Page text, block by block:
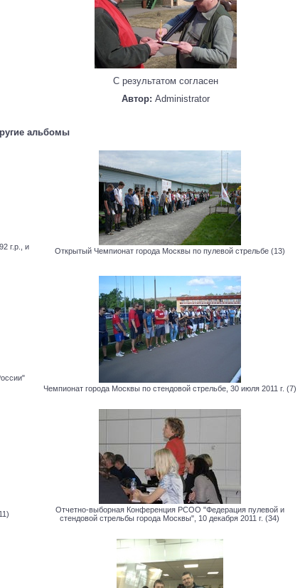
С результатом согласен
Автор: Administrator
альбомы
г.р., и
Открытый Чемпионат города Москвы по пулевой стрельбе (13)
Чемпионат города Москвы по стендовой стрельбе, 30 июля 2011 г. (7)
Отчетно-выборная Конференция РСОО "Федерация пулевой и
стендовой стрельбы города Москвы", 10 декабря 2011 г. (34)